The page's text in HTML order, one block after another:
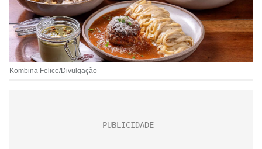
Kombina Felice/Divulgação